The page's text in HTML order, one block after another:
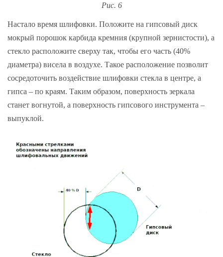
Рис. 6
Настало время шлифовки. Положите на гипсовый диск
мокрый порошок карбида кремния (крупной зернистости), а
стекло расположите сверху так, чтобы его часть (40%
диаметра) висела в воздухе. Такое расположение позволит
сосредоточить воздействие шлифовки стекла в центре, а
гипса – по краям. Таким образом, поверхность зеркала
станет вогнутой, а поверхность гипсового инструмента –
выпуклой.